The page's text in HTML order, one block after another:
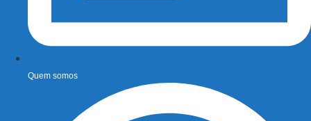
Quem somos